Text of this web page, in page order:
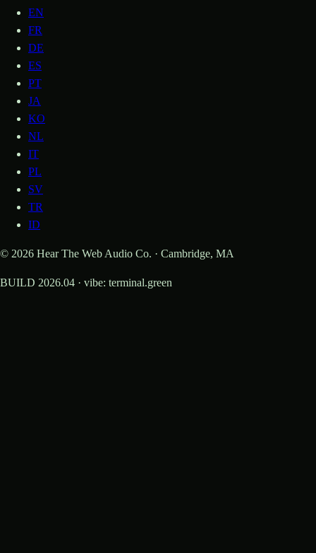
EN
FR
DE
ES
PT
JA
KO
NL
IT
PL
SV
TR
ID
© 2026 Hear The Web Audio Co. · Cambridge, MA
BUILD 2026.04 · vibe: terminal.green